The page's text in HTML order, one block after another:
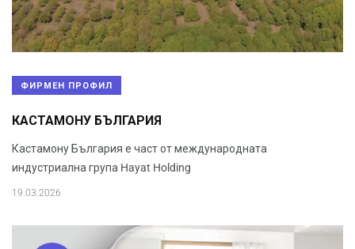
ФИРМЕН ПРОФИЛ
КАСТАМОНУ БЪЛГАРИЯ
Кастамону България е част от международната
индустриална група Hayat Holding
19.03.2026